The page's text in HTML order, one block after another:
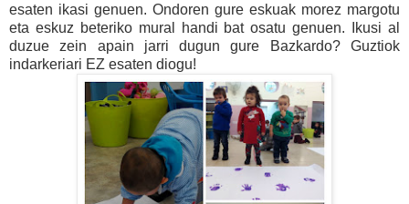
esaten ikasi genuen. Ondoren gure eskuak morez margotu
eta eskuz beteriko mural handi bat osatu genuen. Ikusi al
duzue zein apain jarri dugun gure Bazkardo? Guztiok
indarkeriari EZ esaten diogu!